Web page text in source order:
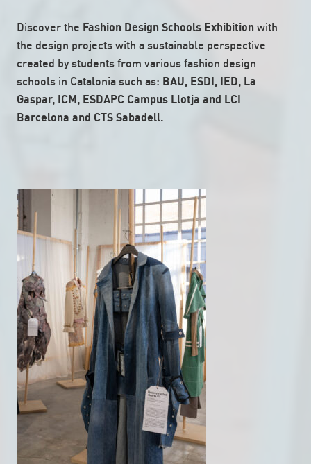
Discover the Fashion Design Schools Exhibition with
the design projects with a sustainable perspective
created by students from various fashion design
schools in Catalonia such as: BAU, ESDI, IED, La
Gaspar, ICM, ESDAPC Campus Llotja and LCI
Barcelona and CTS Sabadell.